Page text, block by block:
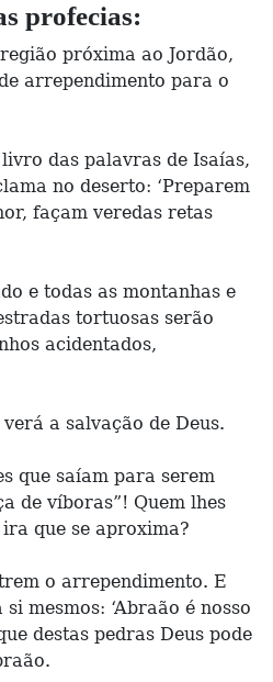
profecias:
próxima ao Jordão,
arrependimento para o
das palavras de Isaías,
no deserto: ‘Preparem
façam veredas retas
e todas as montanhas e
tortuosas serão
acidentados,
a salvação de Deus.
que saíam para serem
de víboras”! Quem lhes
que se aproxima?
o arrependimento. E
mesmos: ‘Abraão é nosso
destas pedras Deus pode